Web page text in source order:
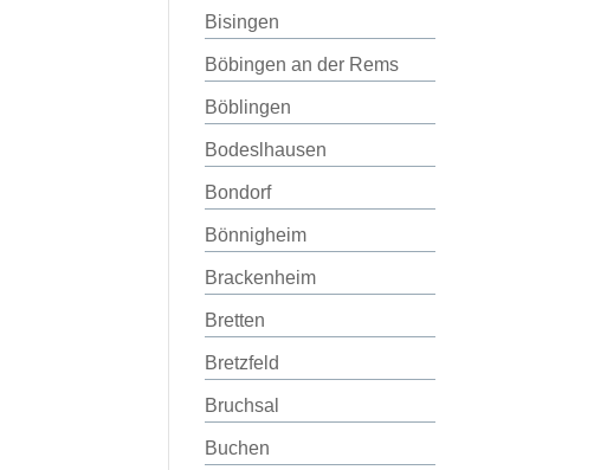
Bisingen
Böbingen an der Rems
Böblingen
Bodeslhausen
Bondorf
Bönnigheim
Brackenheim
Bretten
Bretzfeld
Bruchsal
Buchen